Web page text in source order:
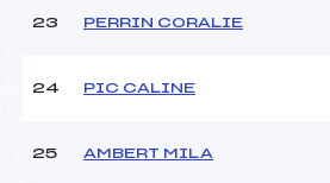
23 PERRIN CORALIE
24 PIC CALINE
25 AMBERT MILA